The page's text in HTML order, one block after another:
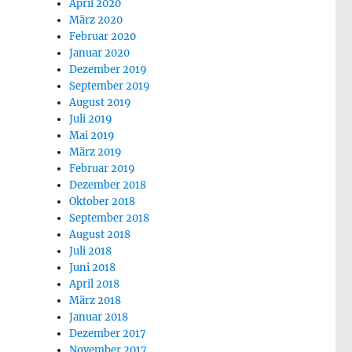
April 2020
März 2020
Februar 2020
Januar 2020
Dezember 2019
September 2019
August 2019
Juli 2019
Mai 2019
März 2019
Februar 2019
Dezember 2018
Oktober 2018
September 2018
August 2018
Juli 2018
Juni 2018
April 2018
März 2018
Januar 2018
Dezember 2017